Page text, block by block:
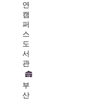
연
캠
퍼
스
도
서
관
부
산